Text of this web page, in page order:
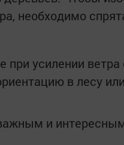
необходимо
при усилении
в лесу
и